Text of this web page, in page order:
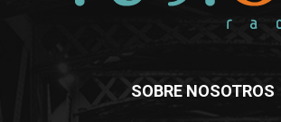
SOBRE NOSOTROS